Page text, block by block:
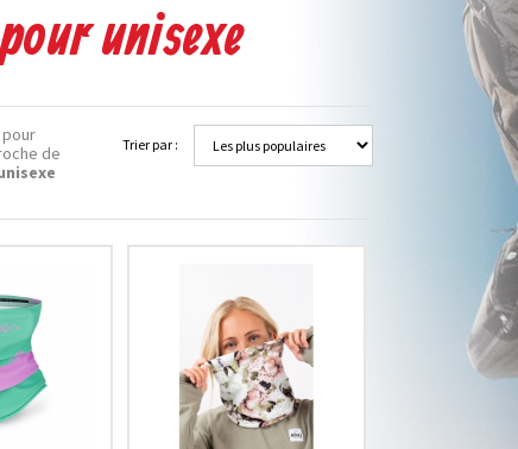
unisexe
Trier par :
pour
de